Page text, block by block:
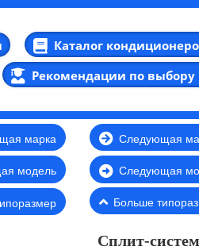
Каталог
Рекомендации по выбору
марка
модель
Следующая
Следующая
Больше
Сплит-